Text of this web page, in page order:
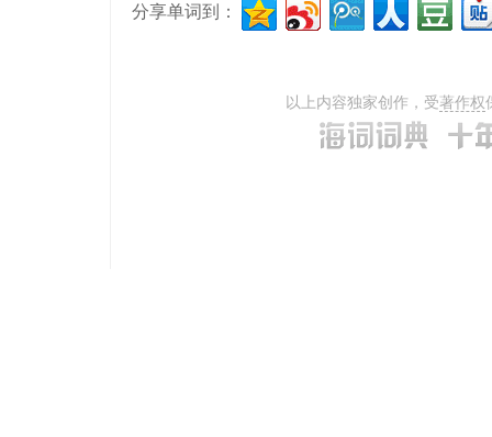
分享单词到：
以上内容独家创作，受著作权